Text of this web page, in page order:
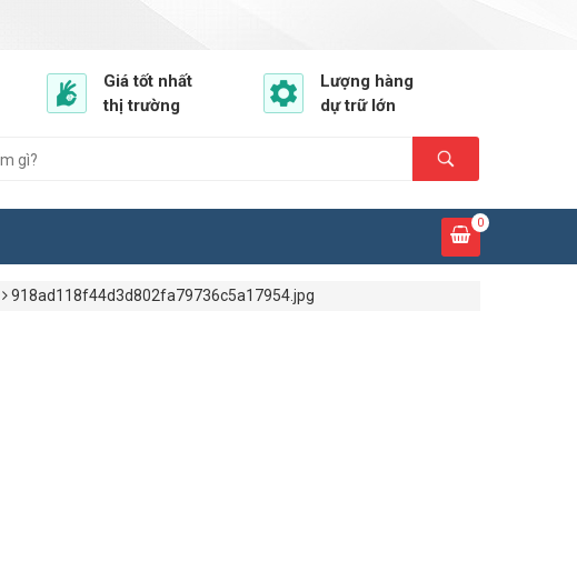
Giá tốt nhất
thị trường
Lượng hàng
dự trữ lớn
0
918ad118f44d3d802fa79736c5a17954.jpg